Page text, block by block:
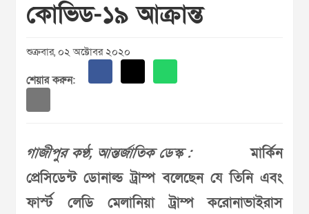
কোভিড-১৯ আক্রান্ত
শুক্রবার, ০২ অক্টোবর ২০২০
শেয়ার করুন:
গাজীপুর কণ্ঠ, আন্তর্জাতিক ডেস্ক :মার্কিন
প্রেসিডেন্ট ডোনাল্ড ট্রাম্প বলেছেন যে তিনি এবং
ফার্স্ট লেডি মেলানিয়া ট্রাম্প করোনাভাইরাস